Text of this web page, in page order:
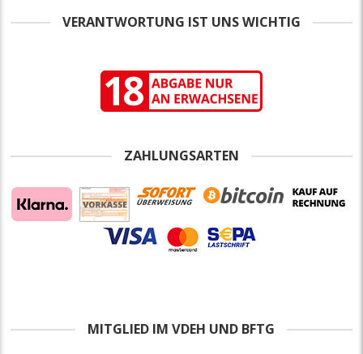
VERANTWORTUNG IST UNS WICHTIG
ZAHLUNGSARTEN
MITGLIED IM VDEH UND BFTG